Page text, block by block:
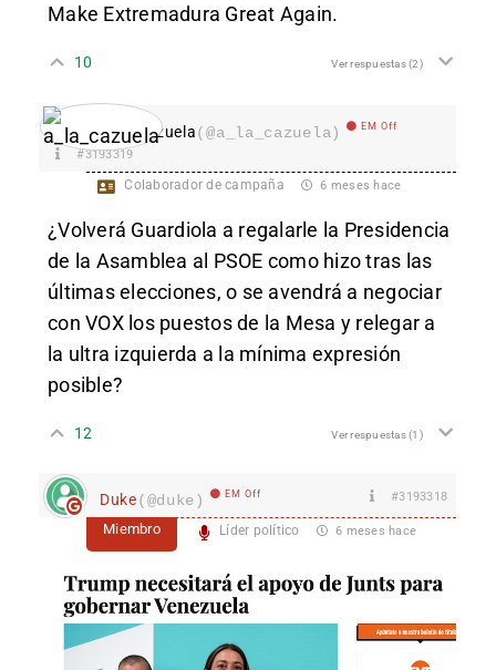
Make Extremadura Great Again.
10 Ver respuestas(2)
a_la_cazuela(@a_la_cazuela) EM Off
#3193319
Colaborador de campaña 6 meses hace
¿Volverá Guardiola a regalarle la Presidencia
de la Asamblea al PSOE como hizo tras las
últimas elecciones, o se avendrá a negociar
con VOX los puestos de la Mesa y relegar a
la ultra izquierda a la mínima expresión
posible?
12 Ver respuestas(1)
Duke(@duke) EM Off #3193318
Miembro Líder político 6 meses hace